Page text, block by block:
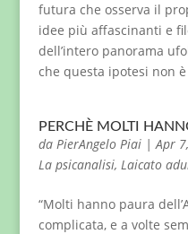
futura che osserva il
idee più affascinanti e
dell’intero panorama
che questa ipotesi non
PERCHÈ MOLTI
da PierAngelo Piai|Apr
La psicanalisi, Laicato
“Molti hanno paura
complicata, e a volte